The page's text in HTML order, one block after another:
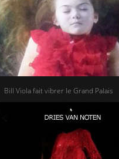
Bill Viola fait vibrer le Grand Palais